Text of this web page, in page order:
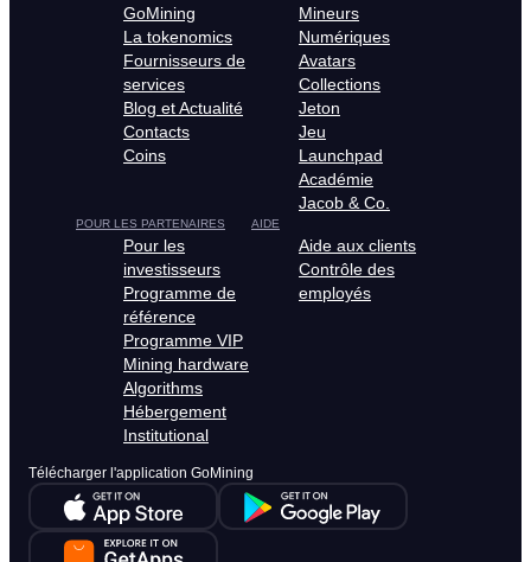
GoMining
La tokenomics
Fournisseurs de
services
Blog et Actualité
Contacts
Coins
Mineurs
Numériques
Avatars
Collections
Jeton
Jeu
Launchpad
Académie
Jacob & Co.
POUR LES PARTENAIRES
Pour les
investisseurs
Programme de
référence
Programme VIP
Mining hardware
Algorithms
Hébergement
Institutional
AIDE
Aide aux clients
Contrôle des
employés
Télécharger l'application GoMining